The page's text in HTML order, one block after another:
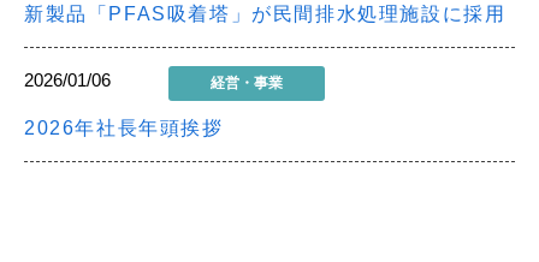
新製品「PFAS吸着塔」が民間排水処理施設に採用
2026/01/06 経営・事業
2026年社長年頭挨拶